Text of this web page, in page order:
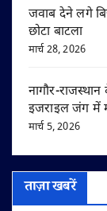
जवाब देने लगे
छोटा बाटला
मार्च 28, 2026
नागौर-
इजराइल जंग में
मार्च 5, 2026
ताज़ा खबरें